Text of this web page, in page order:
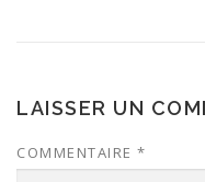
LAISSER UN
COMMENTAIRE *